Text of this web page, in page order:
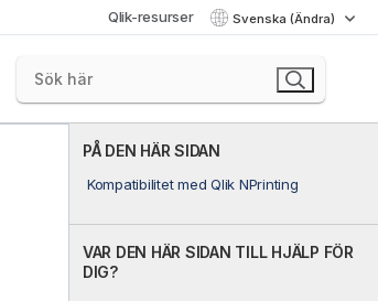
Qlik-resurser Svenska (Ändra)
PÅ DEN HÄR SIDAN
Kompatibilitet med Qlik NPrinting
VAR DEN HÄR SIDAN TILL HJÄLP FÖR
DIG?